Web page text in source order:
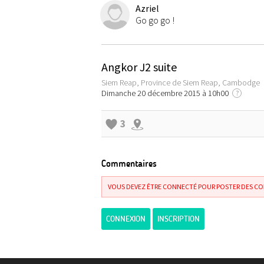
Azriel
Go go go !
Angkor J2 suite
Siem Reap, Province de Siem Reap, Cambodge
Dimanche 20 décembre 2015 à 10h00
?
3
Commentaires
VOUS DEVEZ ÊTRE CONNECTÉ POUR POSTER DES
CONNEXION INSCRIPTION